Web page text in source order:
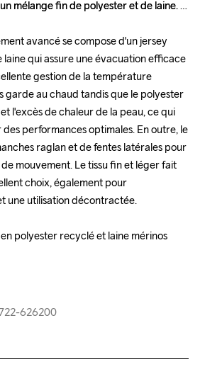
mélange fin de polyester et de laine.
avancé se compose d'un jersey
qui assure une évacuation efficace
gestion de la température
garde au chaud tandis que le polyester
l'excès de chaleur de la peau, ce qui
performances optimales. En outre, le
raglan et de fentes latérales pour
mouvement. Le tissu fin et léger fait
choix, également pour
une utilisation décontractée.
polyester recyclé et laine mérinos
626200
mélange fin de polyester et de laine.
avancé se compose d'un jersey
qui assure une évacuation efficace
gestion de la température
garde au chaud tandis que le polyester
l'excès de chaleur de la peau, ce qui
performances optimales. En outre, le
raglan et de fentes latérales pour
mouvement. Le tissu fin et léger fait
choix, également pour
une utilisation décontractée.
polyester recyclé et laine mérinos
626200